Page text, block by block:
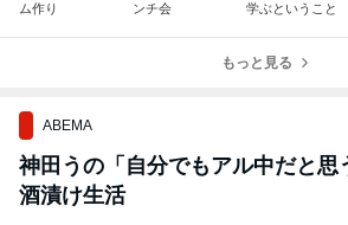
ム作り
ンチ会
学ぶということ
もっと見る
ABEMA
神田うの「自分でもアル中だと思
酒漬け生活